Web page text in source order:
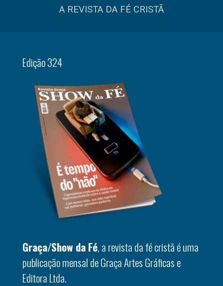
A REVISTA DA FÉ CRISTÃ
Edição 324
Graça/Show da Fé, a revista da fé cristã é uma
publicação mensal de Graça Artes Gráficas e
Editora Ltda.